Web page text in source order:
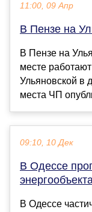
11:00, 09 Апр
В Пензе на
В Пензе на
месте
Ульяновской в
места ЧП
09:10, 10 Дек
В Одессе
В Одессе